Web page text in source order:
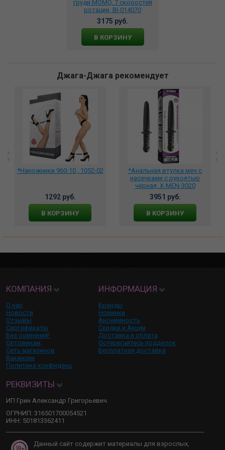
груди MOMO, 7 скоростей
ротации, BI-014070
3175 руб.
В КОРЗИНУ
Джага-Джага рекомендует
*Наножники 960-10 , 1052-02
1292 руб.
В КОРЗИНУ
*Анальная втулка меч с
насечками с рукоятью
чёрная, X-MEN-3020
3951 руб.
В КОРЗИНУ
КОМПАНИЯ
О нас
Новости
Отзывы
Сертификаты
Без сомнений!
Оптовикам
Сеть магазинов
Вакансии
Политика конфиденц.
ИНФОРМАЦИЯ
Бренды
Новинки
Анонимность
Скидки и Акции
Доставка и оплата
Остерегайтесь подделок
Бесплатная доставка
РЕКВИЗИТЫ
ИП Грин Александр Григорьевич
ОГРНИП: 316501700054521
ИНН: 501813362411
Данный сайт содержит материалы для взрослых,